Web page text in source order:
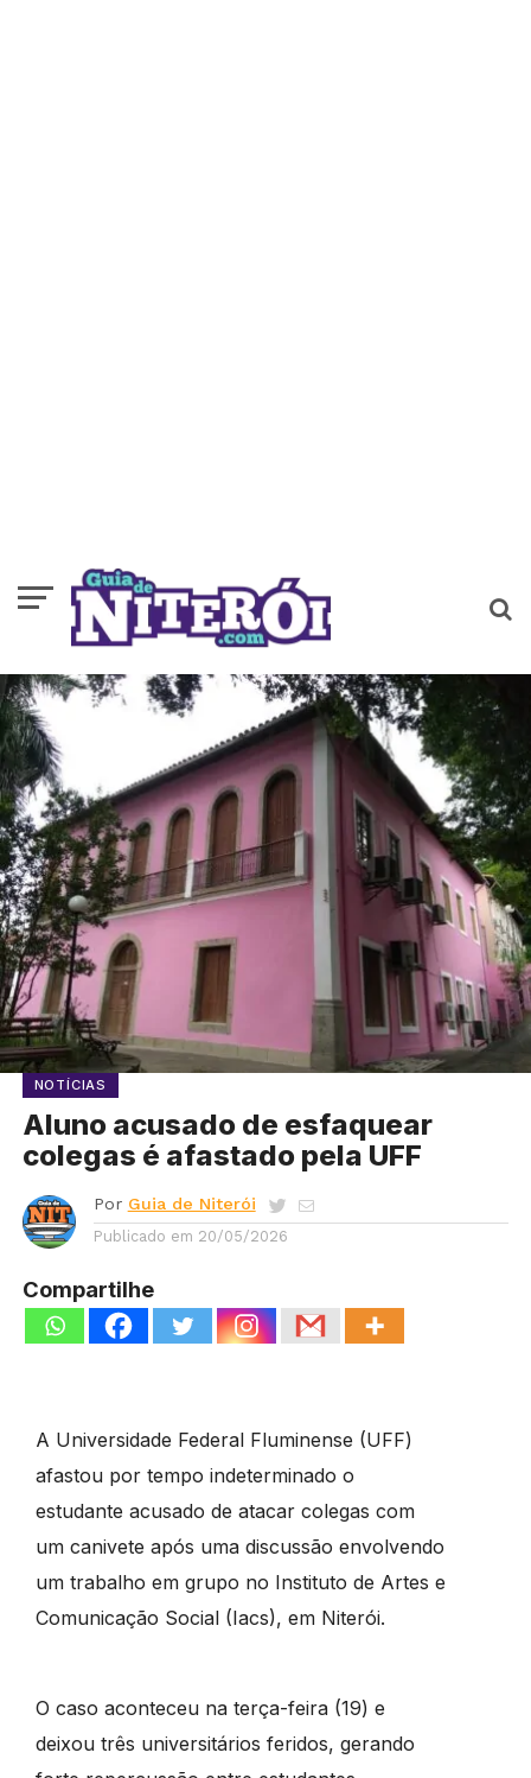
NOTÍCIAS
Aluno acusado de esfaquear
colegas é afastado pela UFF
Por Guia de Niterói
Publicado em 20/05/2026
Compartilhe
A Universidade Federal Fluminense (UFF)
afastou por tempo indeterminado o
estudante acusado de atacar colegas com
um canivete após uma discussão envolvendo
um trabalho em grupo no Instituto de Artes e
Comunicação Social (Iacs), em Niterói.
O caso aconteceu na terça-feira (19) e
deixou três universitários feridos, gerando